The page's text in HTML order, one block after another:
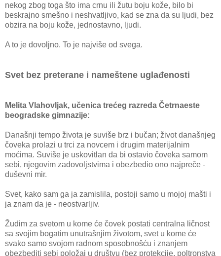
nekog zbog toga što ima crnu ili žutu boju kože, bilo bi
beskrajno smešno i neshvatljivo, kad se zna da su ljudi, bez
obzira na boju kože, jednostavno, ljudi.
A to je dovoljno. To je najviše od svega.
Svet bez preterane i nameštene uglađenosti
Melita Vlahovljak, učenica trećeg razreda Četrnaeste
beogradske gimnazije:
Današnji tempo života je suviše brz i bučan; život današnjeg
čoveka prolazi u trci za novcem i drugim materijalnim
moćima. Suviše je uskovitlan da bi ostavio čoveka samom
sebi, njegovim zadovoljstvima i obezbedio ono najpreče -
duševni mir.
Svet, kako sam ga ja zamislila, postoji samo u mojoj mašti i
ja znam da je - neostvarljiv.
Žudim za svetom u kome će čovek postati centralna ličnost
sa svojim bogatim unutrašnjim životom, svet u kome će
svako samo svojom radnom sposobnošću i znanjem
obezbediti sebi položaj u društvu (bez protekcije, poltronstva